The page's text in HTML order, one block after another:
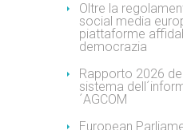
Oltre la
social media
piattaforme
democrazia
Rapporto 2026
sistema
´AGCOM
European